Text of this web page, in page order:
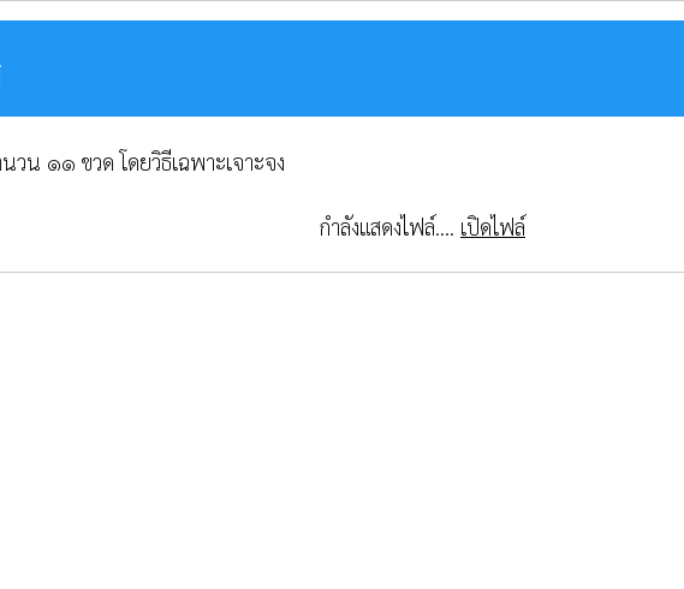
น ๑๑ ขวด โดยวิธีเฉพาะเจาะจง
กำลังแสดงไฟล์.... เปิดไฟล์